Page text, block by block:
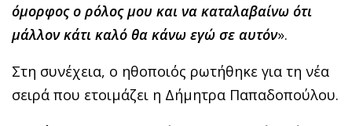
όμορφος ο ρόλος μου και να καταλαβαίνω ότι
μάλλον κάτι καλό θα κάνω εγώ σε αυτόν».
Στη συνέχεια, ο ηθοποιός ρωτήθηκε για τη νέα
σειρά που ετοιμάζει η Δήμητρα Παπαδοπούλου.